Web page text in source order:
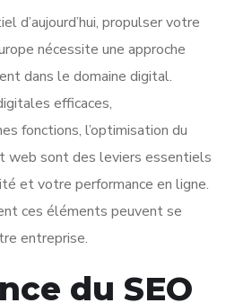
d’aujourd’hui, propulser votre
nécessite une approche
dans le domaine digital.
efficaces,
fonctions, l’optimisation du
web sont des leviers essentiels
et votre performance en ligne.
ces éléments peuvent se
entreprise.
du SEO